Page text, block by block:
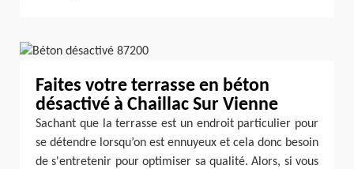
Faites votre terrasse en béton
désactivé à Chaillac Sur Vienne
Sachant que la terrasse est un endroit particulier pour
se détendre lorsqu’on est ennuyeux et cela donc besoin
de s'entretenir pour optimiser sa qualité. Alors, si vous